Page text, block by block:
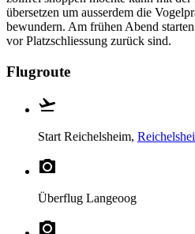
übersetzen um ausserdem die
bewundern. Am frühen Abend
vor Platzschliessung zurück sind.
Flugroute
Start Reichelsheim,
Überflug Langeoog